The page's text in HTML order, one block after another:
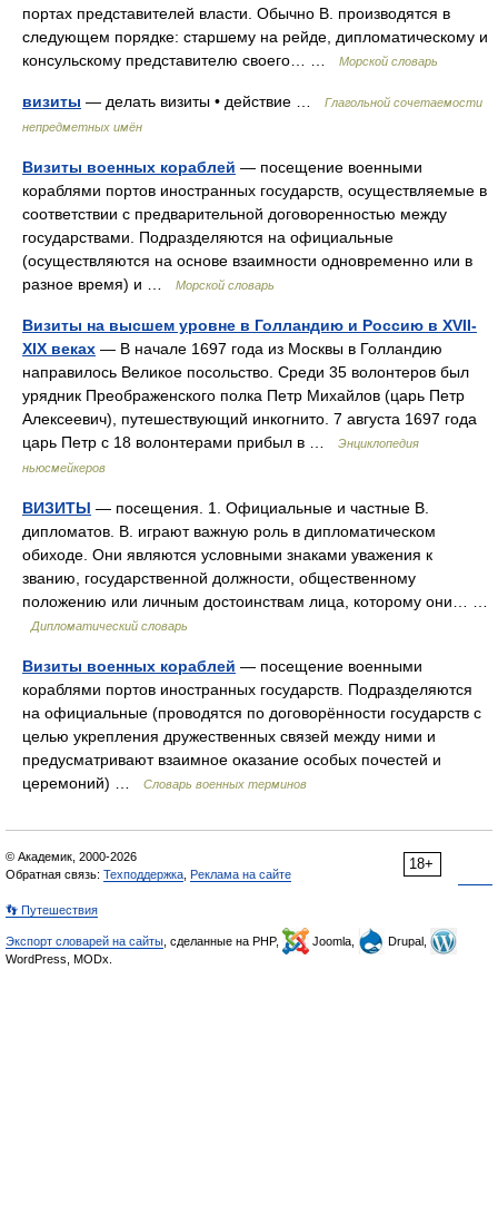
портах представителей власти. Обычно В. производятся в
следующем порядке: старшему на рейде, дипломатическому и
консульскому представителю своего… …
Морской словарь
визиты — делать визиты • действие …
Глагольной сочетаемости
непредметных имён
Визиты военных кораблей — посещение военными
кораблями портов иностранных государств, осуществляемые в
соответствии с предварительной договоренностью между
государствами. Подразделяются на официальные
(осуществляются на основе взаимности одновременно или в
разное время) и …
Морской словарь
Визиты на высшем уровне в Голландию и Россию в XVII-
XIX веках — В начале 1697 года из Москвы в Голландию
направилось Великое посольство. Среди 35 волонтеров был
урядник Преображенского полка Петр Михайлов (царь Петр
Алексеевич), путешествующий инкогнито. 7 августа 1697 года
царь Петр с 18 волонтерами прибыл в …
Энциклопедия
ньюсмейкеров
ВИЗИТЫ — посещения. 1. Официальные и частные В.
дипломатов. В. играют важную роль в дипломатическом
обиходе. Они являются условными знаками уважения к
званию, государственной должности, общественному
положению или личным достоинствам лица, которому они… …
Дипломатический словарь
Визиты военных кораблей — посещение военными
кораблями портов иностранных государств. Подразделяются
на официальные (проводятся по договорённости государств с
целью укрепления дружественных связей между ними и
предусматривают взаимное оказание особых почестей и
церемоний) …
Словарь военных терминов
18+
© Академик, 2000-2026
Обратная связь: Техподдержка Реклама на сайте
👣 Путешествия
Экспорт словарей на сайты , сделанные на PHP, Joomla,
Drupal,
WordPress, MODx.